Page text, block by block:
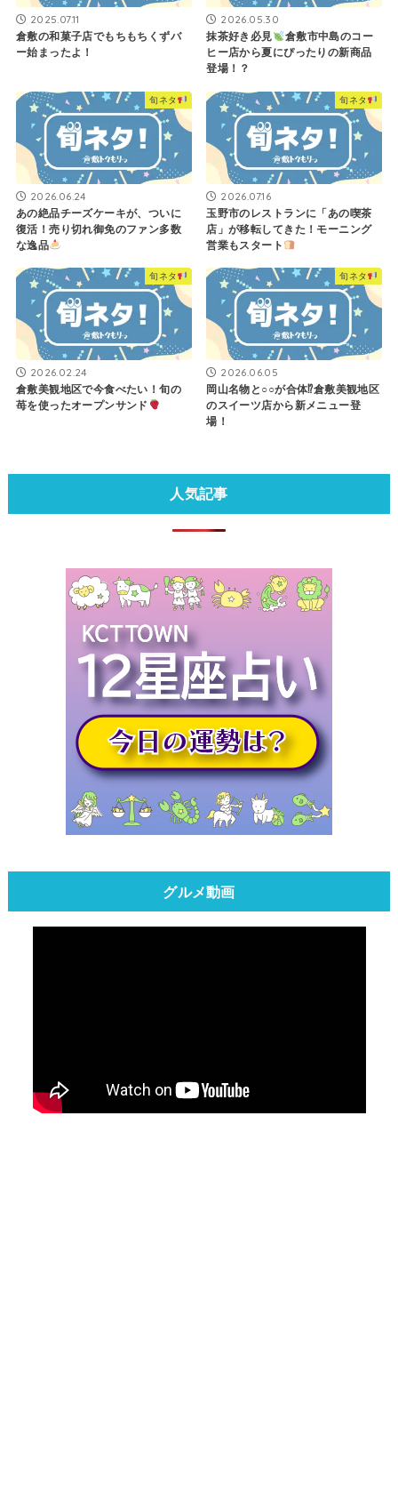
2025.07.11
倉敷の和菓子店でもちもちくずバ
ー始まったよ！
2026.05.30
抹茶好き必見
倉敷市中島のコー
ヒー店から夏にぴったりの新商品
登場！？
旬ネタ
2026.06.24
あの絶品チーズケーキが、ついに
復活！売り切れ御免のファン多数
な逸品
旬ネタ
2026.07.16
玉野市のレストランに「あの喫茶
店」が移転してきた！モーニング
営業もスタート
旬ネタ
2026.02.24
倉敷美観地区で今食べたい！旬の
苺を使ったオープンサンド
旬ネタ
2026.06.05
岡山名物と○○が合体⁉倉敷美観地区
のスイーツ店から新メニュー登
場！
人気記事
グルメ動画